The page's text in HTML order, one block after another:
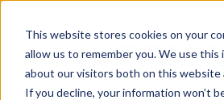
This website stores cookies on your
allow us to remember you. We use
about our visitors both on this website
If you decline, your information won’t